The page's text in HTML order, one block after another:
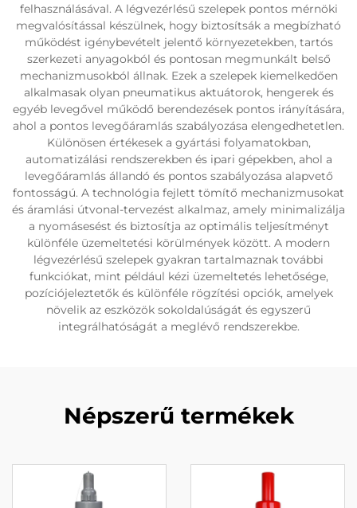
felhasználásával. A légvezérlésű szelepek pontos mérnöki
megvalósítással készülnek, hogy biztosítsák a megbízható
működést igénybevételt jelentő környezetekben, tartós
szerkezeti anyagokból és pontosan megmunkált belső
mechanizmusokból állnak. Ezek a szelepek kiemelkedően
alkalmasak olyan pneumatikus aktuátorok, hengerek és
egyéb levegővel működő berendezések pontos irányítására,
ahol a pontos levegőáramlás szabályozása elengedhetetlen.
Különösen értékesek a gyártási folyamatokban,
automatizálási rendszerekben és ipari gépekben, ahol a
levegőáramlás állandó és pontos szabályozása alapvető
fontosságú. A technológia fejlett tömítő mechanizmusokat
és áramlási útvonal-tervezést alkalmaz, amely minimalizálja
a nyomásesést és biztosítja az optimális teljesítményt
különféle üzemeltetési körülmények között. A modern
légvezérlésű szelepek gyakran tartalmaznak további
funkciókat, mint például kézi üzemeltetés lehetősége,
pozíciójeleztetők és különféle rögzítési opciók, amelyek
növelik az eszközök sokoldalúságát és egyszerű
integrálhatóságát a meglévő rendszerekbe.
Népszerű termékek